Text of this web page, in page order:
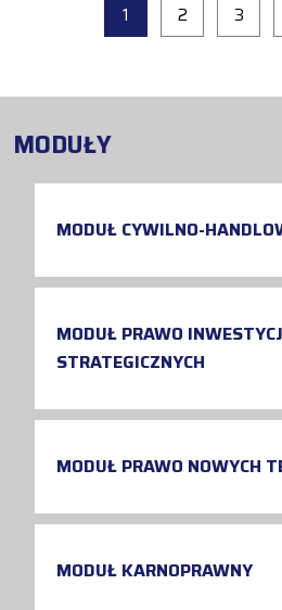
1 2 3
MODUŁY
MODUŁ CYWILNO-
MODUŁ PRAWO
STRATEGICZNYCH
MODUŁ PRAWO NOWYCH
MODUŁ KARNOPRAWNY